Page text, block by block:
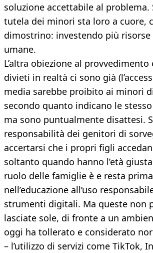
soluzione accettabile al problema.
tutela dei minori sta loro a cuore,
dimostrino: investendo più risorse
umane.
L’altra obiezione al
divieti in realtà ci sono già
media sarebbe proibito ai minori
secondo quanto indicano le
ma sono puntualmente disattesi.
responsabilità dei genitori di
accertarsi che i propri figli
soltanto quando hanno l’età
ruolo delle famiglie è e resta
nell’educazione all’uso
strumenti digitali. Ma queste non
lasciate sole, di fronte a un
oggi ha tollerato e considerato
– l’utilizzo di servizi come TikTok,